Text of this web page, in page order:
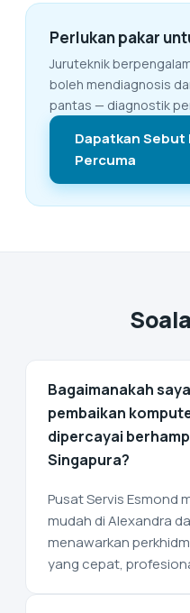
Perlukan pakar
Juruteknik
boleh mendiagnosis
pantas — diagnostik
Dapatkan Sebut
Percuma
Bagaimanakah
pembaikan
dipercayai
Singapura?
Pusat Servis Esmond
mudah di Alexandra
menawarkan
yang cepat,